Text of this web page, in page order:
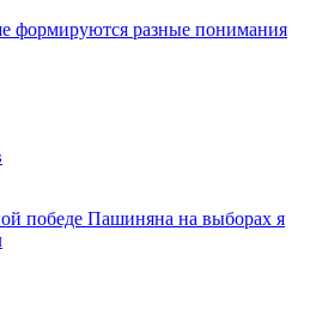
формируются разные понимания
победе Пашиняна на выборах я